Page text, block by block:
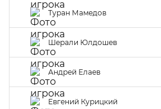
Туран Мамедов
Шерали Юлдошев
Андрей Елаев
Евгений Курицкий